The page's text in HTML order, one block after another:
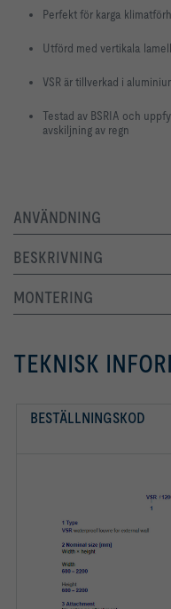
Perfekt för karga
Utförd med vertikala
VSR är tillverkad i
Testad av BSRIA och
avskiljning av regn
ANVÄNDNING
BESKRIVNING
MONTERING
TEKNISK
BESTÄLLNINGSKOD